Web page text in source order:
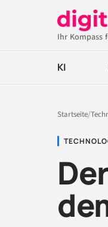
Ihr Kompass
KI
Startseite/